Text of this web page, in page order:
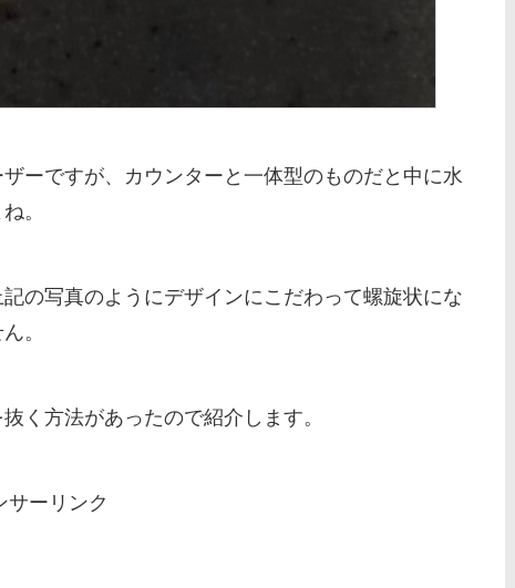
ーですが、カウンターと一体型のものだと中に水
。
の写真のようにデザインにこだわって螺旋状にな
。
く方法があったので紹介します。
サーリンク